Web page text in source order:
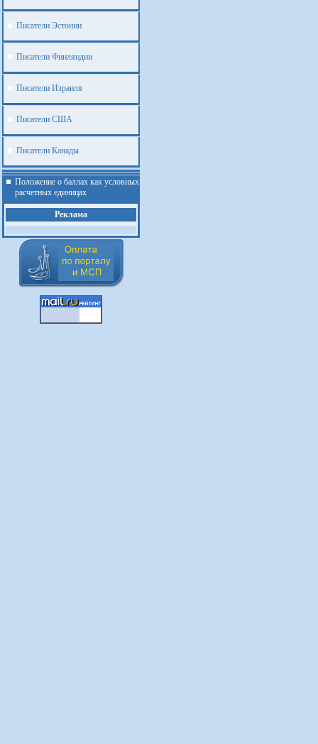
Писатели Эстонии
Писатели Финляндии
Писатели Израиля
Писатели США
Писатели Канады
Положение о баллах как условных
расчетных единицах
Реклама